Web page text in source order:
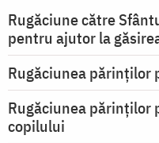
Rugăciune către
pentru ajutor la
Rugăciunea părinților
Rugăciunea
copilului